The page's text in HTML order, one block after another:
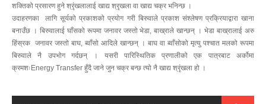
शक्तिको प्रसारण हुने श्रृंखलालाई खाद्य श्रृखला वा खाद्य चक्र भनिन्छ ।
उदाहरणका लागि सूर्यको प्रकाशको प्रयोग गरी बिरुवाले प्रकाश संश्लेषण प्रक्रियाद्वारा खाना
बनाउँछ । बिरुवालाई घाँसको रूपमा जनावर जस्तो भेडा, बाख्राले खान्छन् । भेडा बाख्रालाई अरु
हिंस्रक जनावर जस्तो बाघ, ब्वाँसो आदिले खान्छन् । बाघ वा ब्वाँसोको मृत्यु पश्चात मलको रूपमा
बिरुवाले नै उपभोग गर्दछन् । यसरी पारिस्थितिक प्रणालीको एक पात्रबाट अर्कोमा
क्रमशःEnergy Transfer हुँदै जाने जुन चक्र बन्छ त्यो नै खाद्य श्रृंखला हो ।